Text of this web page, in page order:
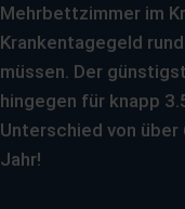
Mehrbettzimmer im
Krankentagegeld
müssen. Der
hingegen für knapp
Unterschied von
Jahr!